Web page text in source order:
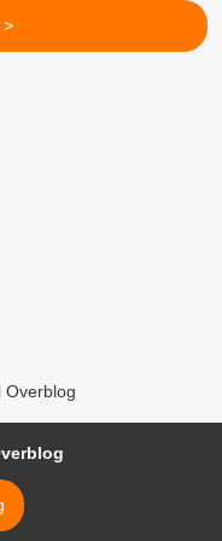
>
Overblog